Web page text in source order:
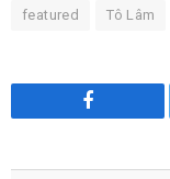
featured Tô Lâm
Facebook